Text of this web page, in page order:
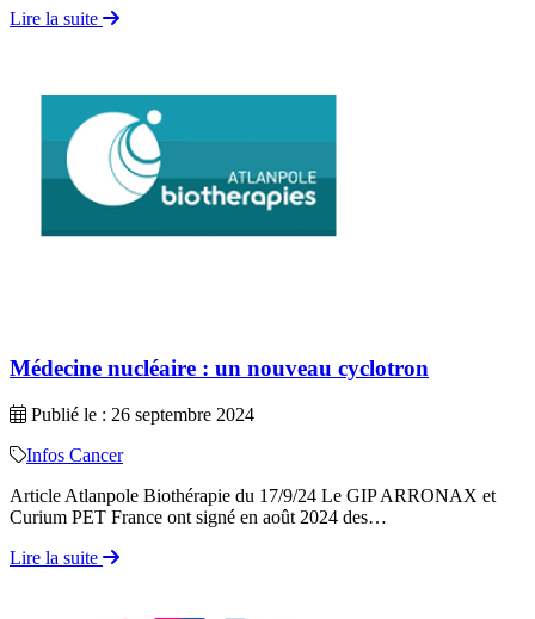
Lire la suite
Médecine nucléaire : un nouveau cyclotron
Publié le : 26 septembre 2024
Infos Cancer
Article Atlanpole Biothérapie du 17/9/24 Le GIP ARRONAX et
Curium PET France ont signé en août 2024 des…
Lire la suite